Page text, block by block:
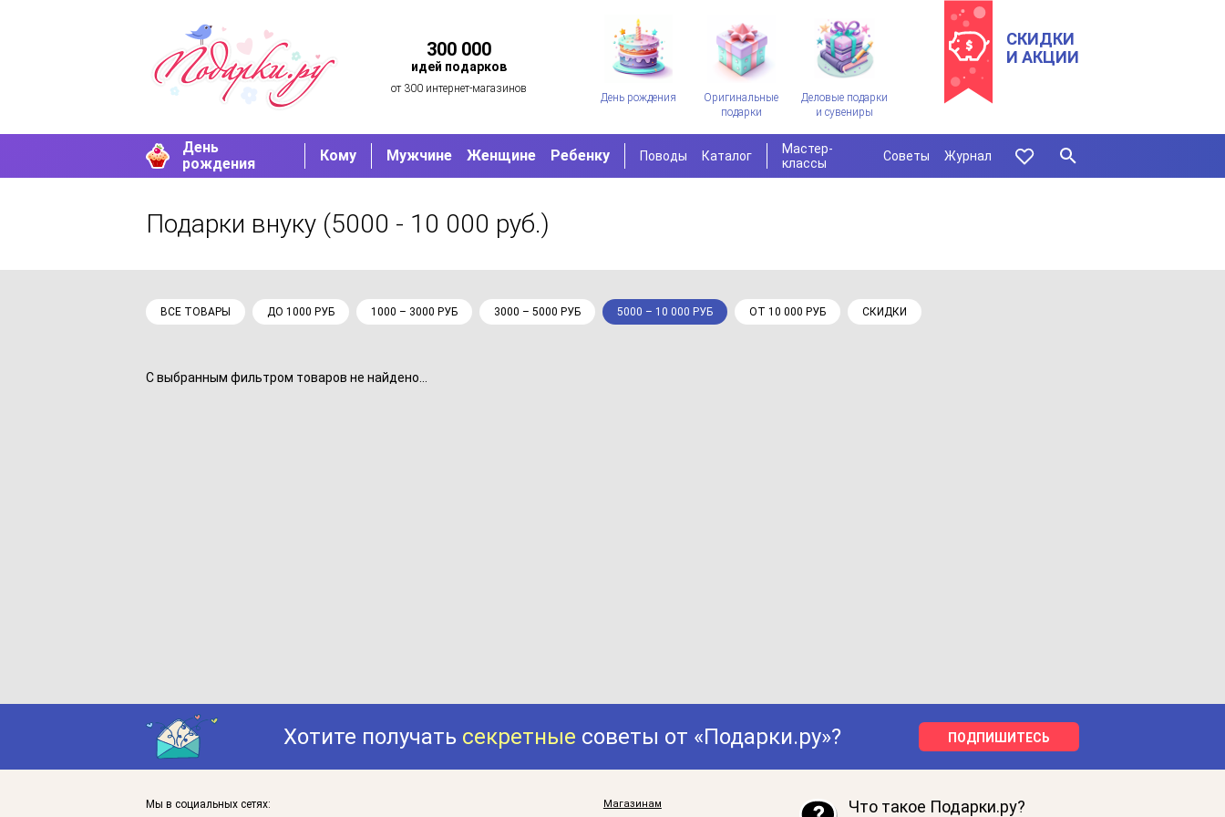
300 000
идей подарков
от 300 интернет-магазинов
День рождения
Оригинальные
подарки
Деловые подарки
и сувениры
СКИДКИ
И АКЦИИ
День
рождения
Кому Мужчине Женщине Ребенку Поводы Каталог
Мастер-
классы
Советы Журнал
Подарки внуку (5000 - 10 000 руб.)
ВСЕ ТОВАРЫ ДО 1000 РУБ 1000 – 3000 РУБ 3000 – 5000 РУБ 5000 – 10 000 РУБ ОТ 10 000 РУБ СКИДКИ
С выбранным фильтром товаров не найдено...
Хотите получать секретные советы от «Подарки.ру»? ПОДПИШИТЕСЬ
Мы в социальных сетях: Магазинам Что такое Подарки.ру?